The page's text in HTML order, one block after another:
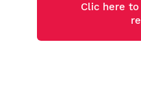
Clic here